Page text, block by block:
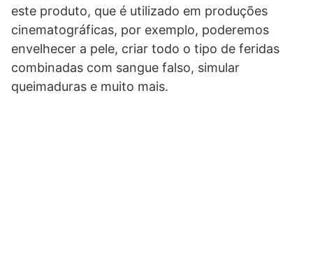
este produto, que é utilizado em produções
cinematográficas, por exemplo, poderemos
envelhecer a pele, criar todo o tipo de feridas
combinadas com sangue falso, simular
queimaduras e muito mais.